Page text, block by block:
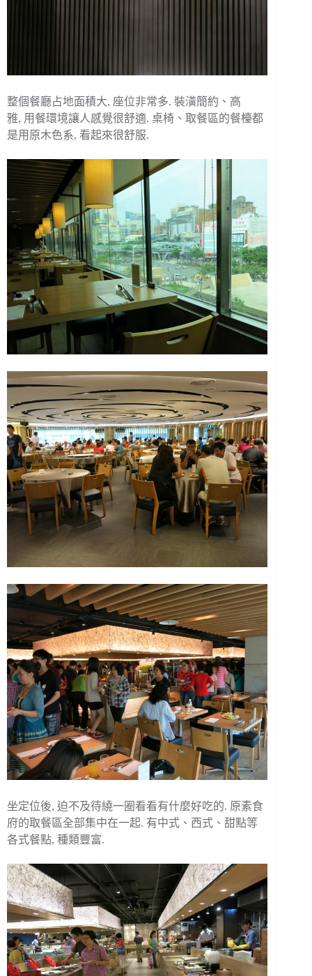
整個餐廳占地面積大, 座位非常多. 裝潢簡約、高
雅, 用餐環境讓人感覺很舒適. 桌椅、取餐區的餐檯都
是用原木色系, 看起來很舒服.
坐定位後, 迫不及待繞一圈看看有什麼好吃的. 原素食
府的取餐區全部集中在一起. 有中式、西式、甜點等
各式餐點, 種類豐富.